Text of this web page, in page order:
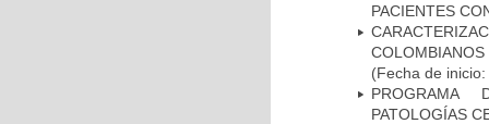
PACIENTES
(Fecha de
PROGRAMA
PATOLOGÍAS